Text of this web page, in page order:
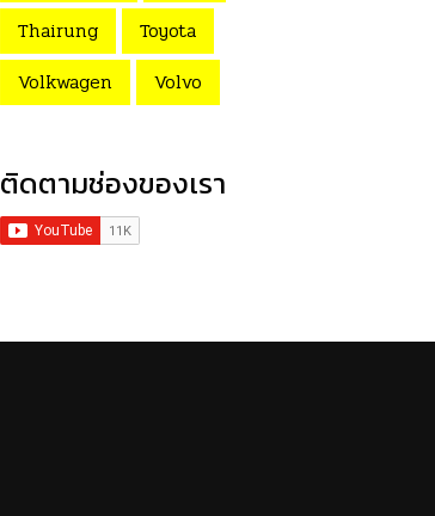
Thairung
Toyota
Volkwagen
Volvo
ติดตามช่องของเรา